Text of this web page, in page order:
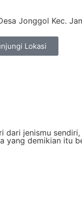
Jonggol Kec.
Lokasi
jenismu
yang demikian itu